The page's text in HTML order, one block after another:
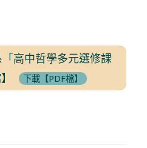
高中哲學多元選修課
下載【PDF檔】